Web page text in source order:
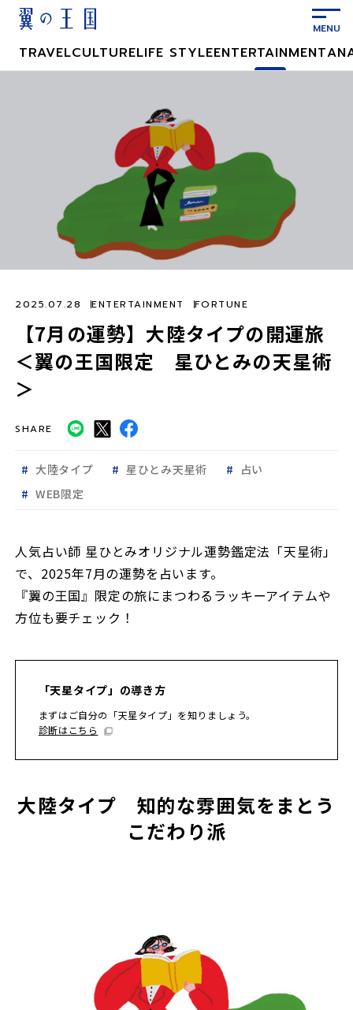
TRAVELCULTURELIFE STYLEENTERTAINMENT
【7月の運勢】大陸タイプの開運旅
＜翼の王国限定 星ひとみの天星術
＞
2025.07.28 ENTERTAINMENT FORTUNE
SHARE
大陸タイプ 星ひとみ天星術
占い
WEB限定
人気占い師 星ひとみオリジナル運勢鑑定法「天星術」
で、2025年7月の運勢を占います。
『翼の王国』限定の旅にまつわるラッキーアイテムや
方位も要チェック！
「天星タイプ」の導き方
まずはご自分の「天星タイプ」を知りましょう。
診断はこちら
大陸タイプ 知的な雰囲気をまとう
こだわり派